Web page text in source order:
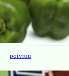
poivron